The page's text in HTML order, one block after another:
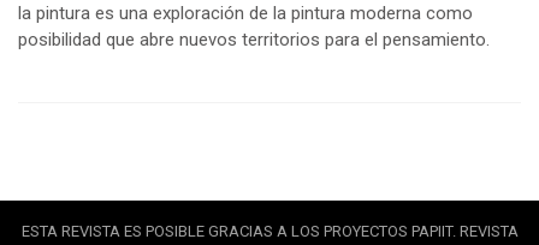
la pintura es una exploración de la pintura moderna como
posibilidad que abre nuevos territorios para el pensamiento.
ESTA REVISTA ES POSIBLE GRACIAS A LOS PROYECTOS PAPIIT. REVISTA